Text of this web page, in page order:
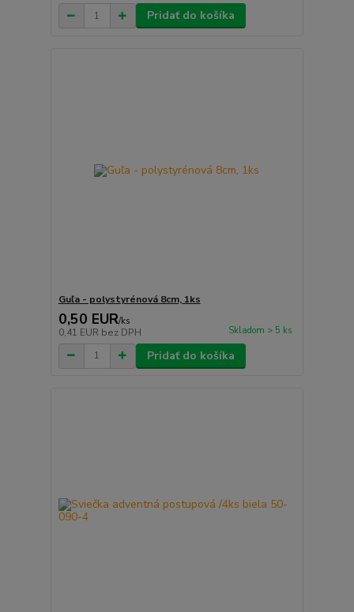
Pridať do košíka
Guľa - polystyrénová 8cm, 1ks
0,50 EUR/ks
0,41 EUR bez DPH Skladom > 5 ks
Pridať do košíka